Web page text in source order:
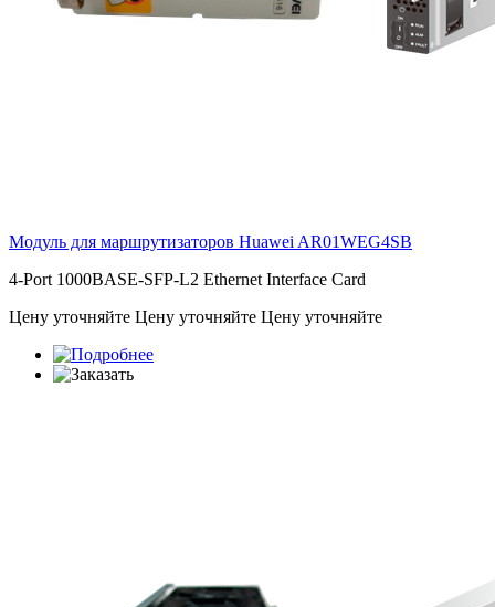
Модуль для маршрутизаторов Huawei AR01WEG4SB
4-Port 1000BASE-SFP-L2 Ethernet Interface Card
Цену уточняйте Цену уточняйте Цену уточняйте